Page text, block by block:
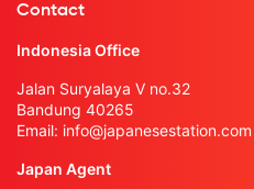
Contact
Indonesia Office
Jalan Suryalaya V no.32
Bandung 40265
Email: info@japanesestation.com
Japan Agent